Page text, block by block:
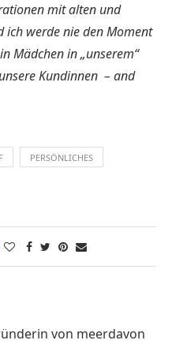
mit alten und
ich werde nie den Moment
Mädchen in „unserem“
Kundinnen – and
PERSÖNLICHES
von meerdavon